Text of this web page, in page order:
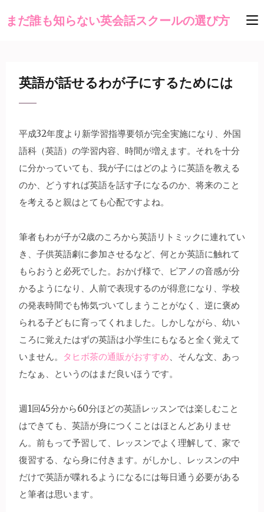
まだ誰も知らない英会話スクールの選び方
英語が話せるわが子にするためには
平成32年度より新学習指導要領が完全実施になり、外国
語科（英語）の学習内容、時間が増えます。それを十分
に分かっていても、我が子にはどのように英語を教える
のか、どうすれば英語を話す子になるのか、将来のこと
を考えると親はとても心配ですよね。
筆者もわが子が2歳のころから英語リトミックに連れてい
き、子供英語劇に参加させるなど、何とか英語に触れて
もらおうと必死でした。おかげ様で、ピアノの音感が分
かるようになり、人前で表現するのが得意になり、学校
の発表時間でも怖気づいてしまうことがなく、逆に褒め
られる子どもに育ってくれました。しかしながら、幼い
ころに覚えたはずの英語は小学生にもなると全く覚えて
いません。
タヒボ茶の通販がおすすめ 、そんな文、あっ
たなぁ、というのはまだ良いほうです。
週1回45分から60分ほどの英語レッスンでは楽しむこと
はできても、英語が身につくことはほとんどありませ
ん。前もって予習して、レッスンでよく理解して、家で
復習する、なら身に付きます。がしかし、レッスンの中
だけで英語が喋れるようになるには毎日通う必要がある
と筆者は思います。